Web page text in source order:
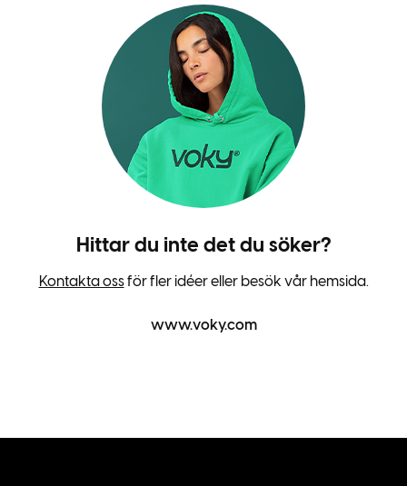
Hittar du inte det du söker?
Kontakta ossför fler idéer eller besök vår hemsida.
www.voky.com